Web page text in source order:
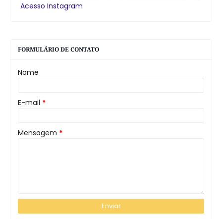
Acesso Instagram
FORMULÁRIO DE CONTATO
Nome
E-mail *
Mensagem *